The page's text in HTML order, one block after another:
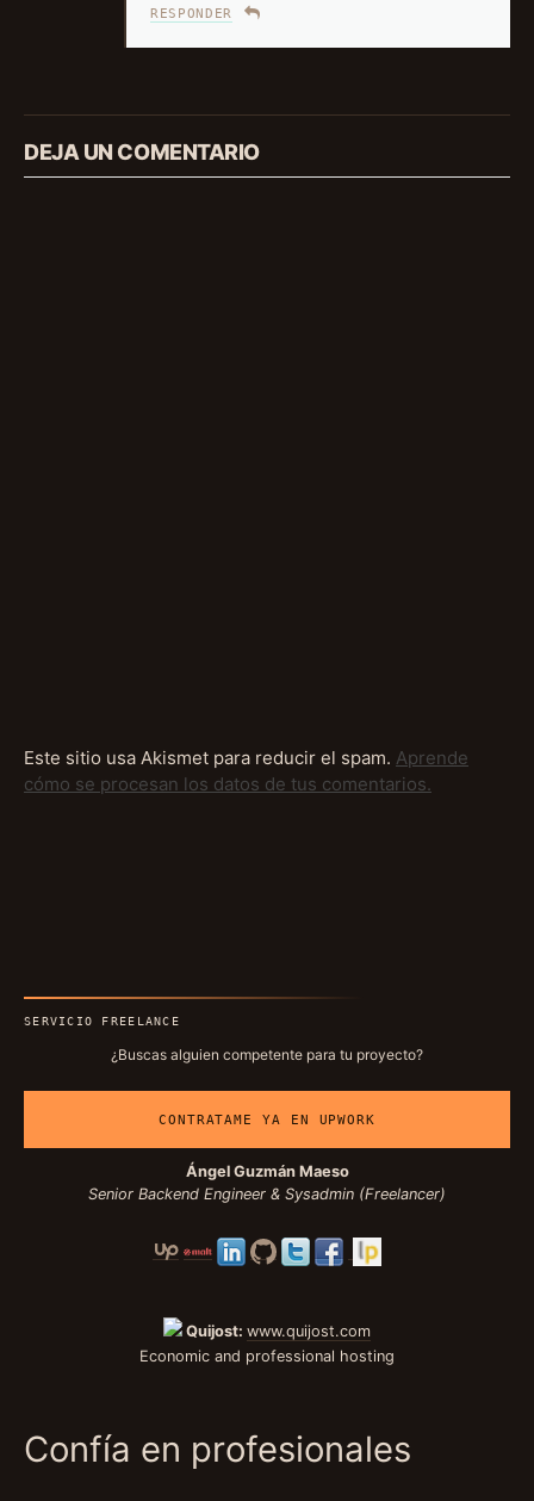
RESPONDER
DEJA UN COMENTARIO
Este sitio usa Akismet para reducir el spam. Aprende
cómo se procesan los datos de tus comentarios.
SERVICIO FREELANCE
¿Buscas alguien competente para tu proyecto?
CONTRATAME YA EN UPWORK
Ángel Guzmán Maeso
Senior Backend Engineer & Sysadmin (Freelancer)
Quijost: www.quijost.com
Economic and professional hosting
Confía en profesionales